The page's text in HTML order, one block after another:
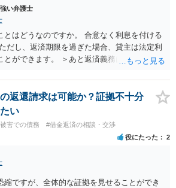
い弁護士
とはどうなのですか。 合意なく利息を付ける
だし、返済期限を過ぎた場合、貸主は法定利
とができます。 ＞あと返済義務はありますか
いけませんし、勝手につけた利息は返済不要
。返還請求は可能か？証拠不十分
い
害での債務 #借金返済の相談・交渉
役にたった 2
縮ですが、全体的な証拠を見せることができ